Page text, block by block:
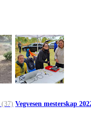
(37) Vegvesen mesterskap